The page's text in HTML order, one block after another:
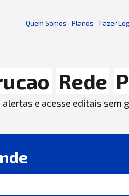
Quem Somos Planos Fazer
Rede
e acesse editais sem